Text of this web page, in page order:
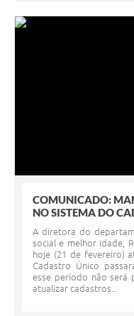
COMUNICADO:
NO SISTEMA DO
A diretora do
social e melhor idade,
hoje (21 de fevereiro)
Cadastro Único
esse período não será
atualizar cadastros...